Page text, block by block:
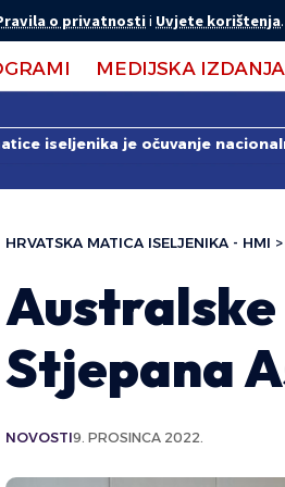
o privatnostii Uvjete korištenja.
MEDIJSKA IZDANJA
iseljenika je očuvanje
HRVATSKA MATICA ISELJENIKA - HMI >
Australske
Stjepana
NOVOSTI9. PROSINCA 2022.